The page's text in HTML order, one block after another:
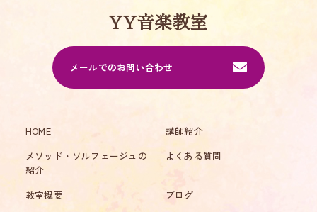
YY音楽教室
メールでのお問い合わせ
HOME
講師紹介
メソッド・ソルフェージュの
紹介
よくある質問
教室概要
ブログ